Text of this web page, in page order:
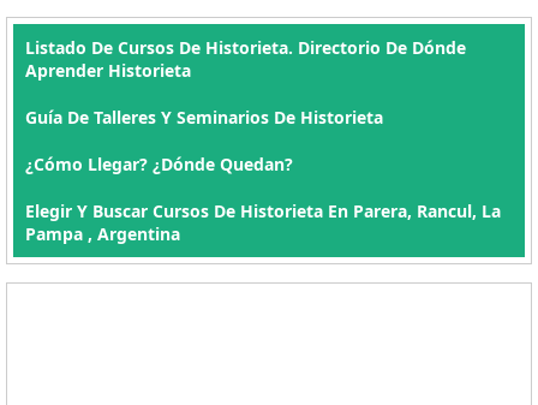
Listado De Cursos De Historieta. Directorio De Dónde
Aprender Historieta
Guía De Talleres Y Seminarios De Historieta
¿Cómo Llegar? ¿Dónde Quedan?
Elegir Y Buscar Cursos De Historieta En Parera, Rancul, La
Pampa , Argentina